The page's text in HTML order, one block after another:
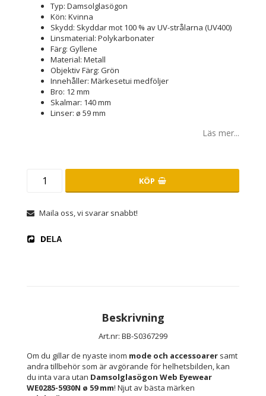
Typ: Damsolglasögon
Kön: Kvinna
Skydd: Skyddar mot 100 % av UV-strålarna (UV400)
Linsmaterial: Polykarbonater
Färg: Gyllene
Material: Metall
Objektiv Färg: Grön
Innehåller: Märkesetui medföljer
Bro: 12 mm
Skalmar: 140 mm
Linser: ø 59 mm
Läs mer...
KÖP
Maila oss, vi svarar snabbt!
DELA
Beskrivning
Art.nr: BB-S0367299
Om du gillar de nyaste inom mode och accessoarer samt
andra tillbehör som är avgörande för helhetsbilden, kan
du inta vara utan Damsolglasögon Web Eyewear
WE0285-5930N ø 59 mm